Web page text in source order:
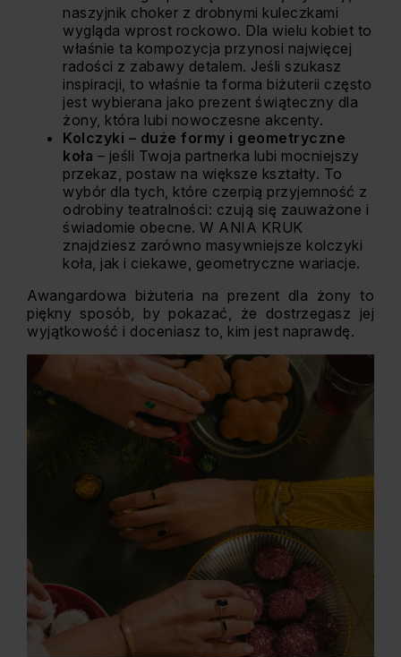
naszyjnik choker z drobnymi kuleczkami
wygląda wprost rockowo. Dla wielu kobiet to
właśnie ta kompozycja przynosi najwięcej
radości z zabawy detalem. Jeśli szukasz
inspiracji, to właśnie ta forma biżuterii często
jest wybierana jako prezent świąteczny dla
żony, która lubi nowoczesne akcenty.
Kolczyki – duże formy i geometryczne
koła – jeśli Twoja partnerka lubi mocniejszy
przekaz, postaw na większe kształty. To
wybór dla tych, które czerpią przyjemność z
odrobiny teatralności: czują się zauważone i
świadomie obecne. W ANIA KRUK
znajdziesz zarówno masywniejsze kolczyki
koła, jak i ciekawe, geometryczne wariacje.
Awangardowa biżuteria na prezent dla żony to
piękny sposób, by pokazać, że dostrzegasz jej
wyjątkowość i doceniasz to, kim jest naprawdę.